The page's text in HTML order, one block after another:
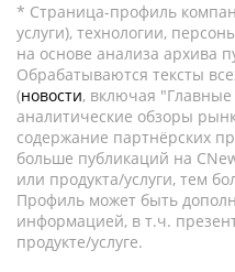
* Страница-профиль
услуги), технологии,
на основе анализа архива
Обрабатываются тексты
(новости, включая "Главные
аналитические обзоры
содержание партнёрских
больше публикаций на
или продукта/услуги, тем
Профиль может быть
информацией, в т.ч.
продукте/услуге.